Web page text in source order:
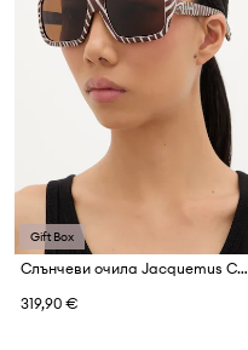
Gift Box
Слънчеви очила Jacquemus CABANA
319,90 €